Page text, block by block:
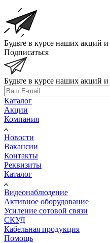
Будьте в курсе наших акций и
Подписаться
Будьте в курсе наших акций и
Каталог
Акции
Компания
Новости
Вакансии
Контакты
Реквизиты
Каталог
Видеонаблюдение
Активное оборудование
Усиление сотовой связи
СКУД
Кабельная продукция
Помощь